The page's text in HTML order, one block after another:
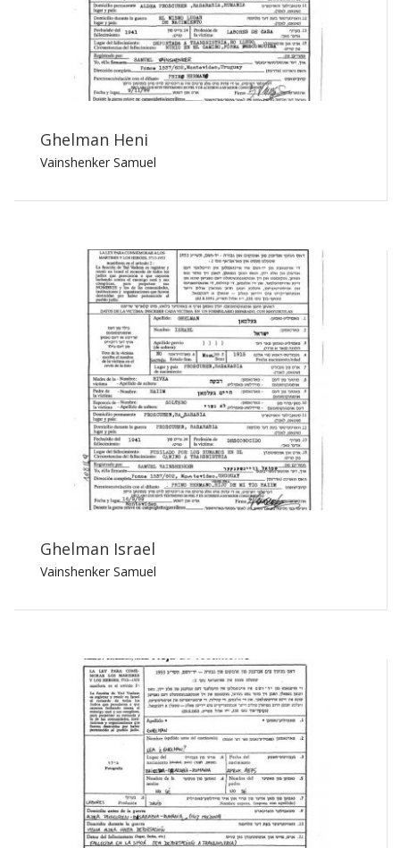
Ghelman Heni
Vainshenker Samuel
Ghelman Israel
Vainshenker Samuel